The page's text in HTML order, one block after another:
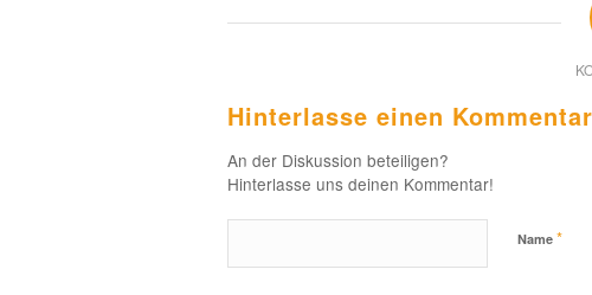
Hinterlasse einen Kommentar
An der Diskussion beteiligen?
Hinterlasse uns deinen Kommentar!
Name *